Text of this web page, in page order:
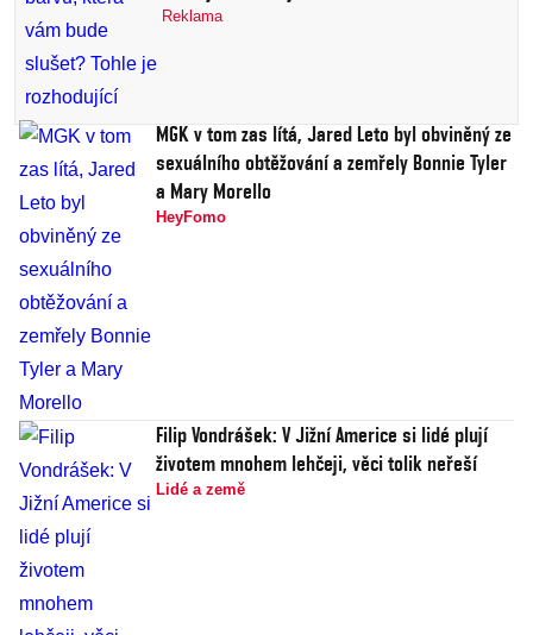
Reklama
MGK v tom zas lítá, Jared Leto byl obviněný ze
sexuálního obtěžování a zemřely Bonnie Tyler
a Mary Morello
HeyFomo
Filip Vondrášek: V Jižní Americe si lidé plují
životem mnohem lehčeji, věci tolik neřeší
Lidé a země